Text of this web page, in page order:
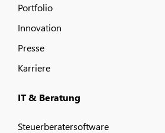
Portfolio
Innovation
Presse
Karriere
IT & Beratung
Steuerberatersoftware